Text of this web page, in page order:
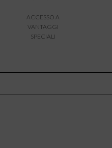
ACCESSO A
VANTAGGI
SPECIALI